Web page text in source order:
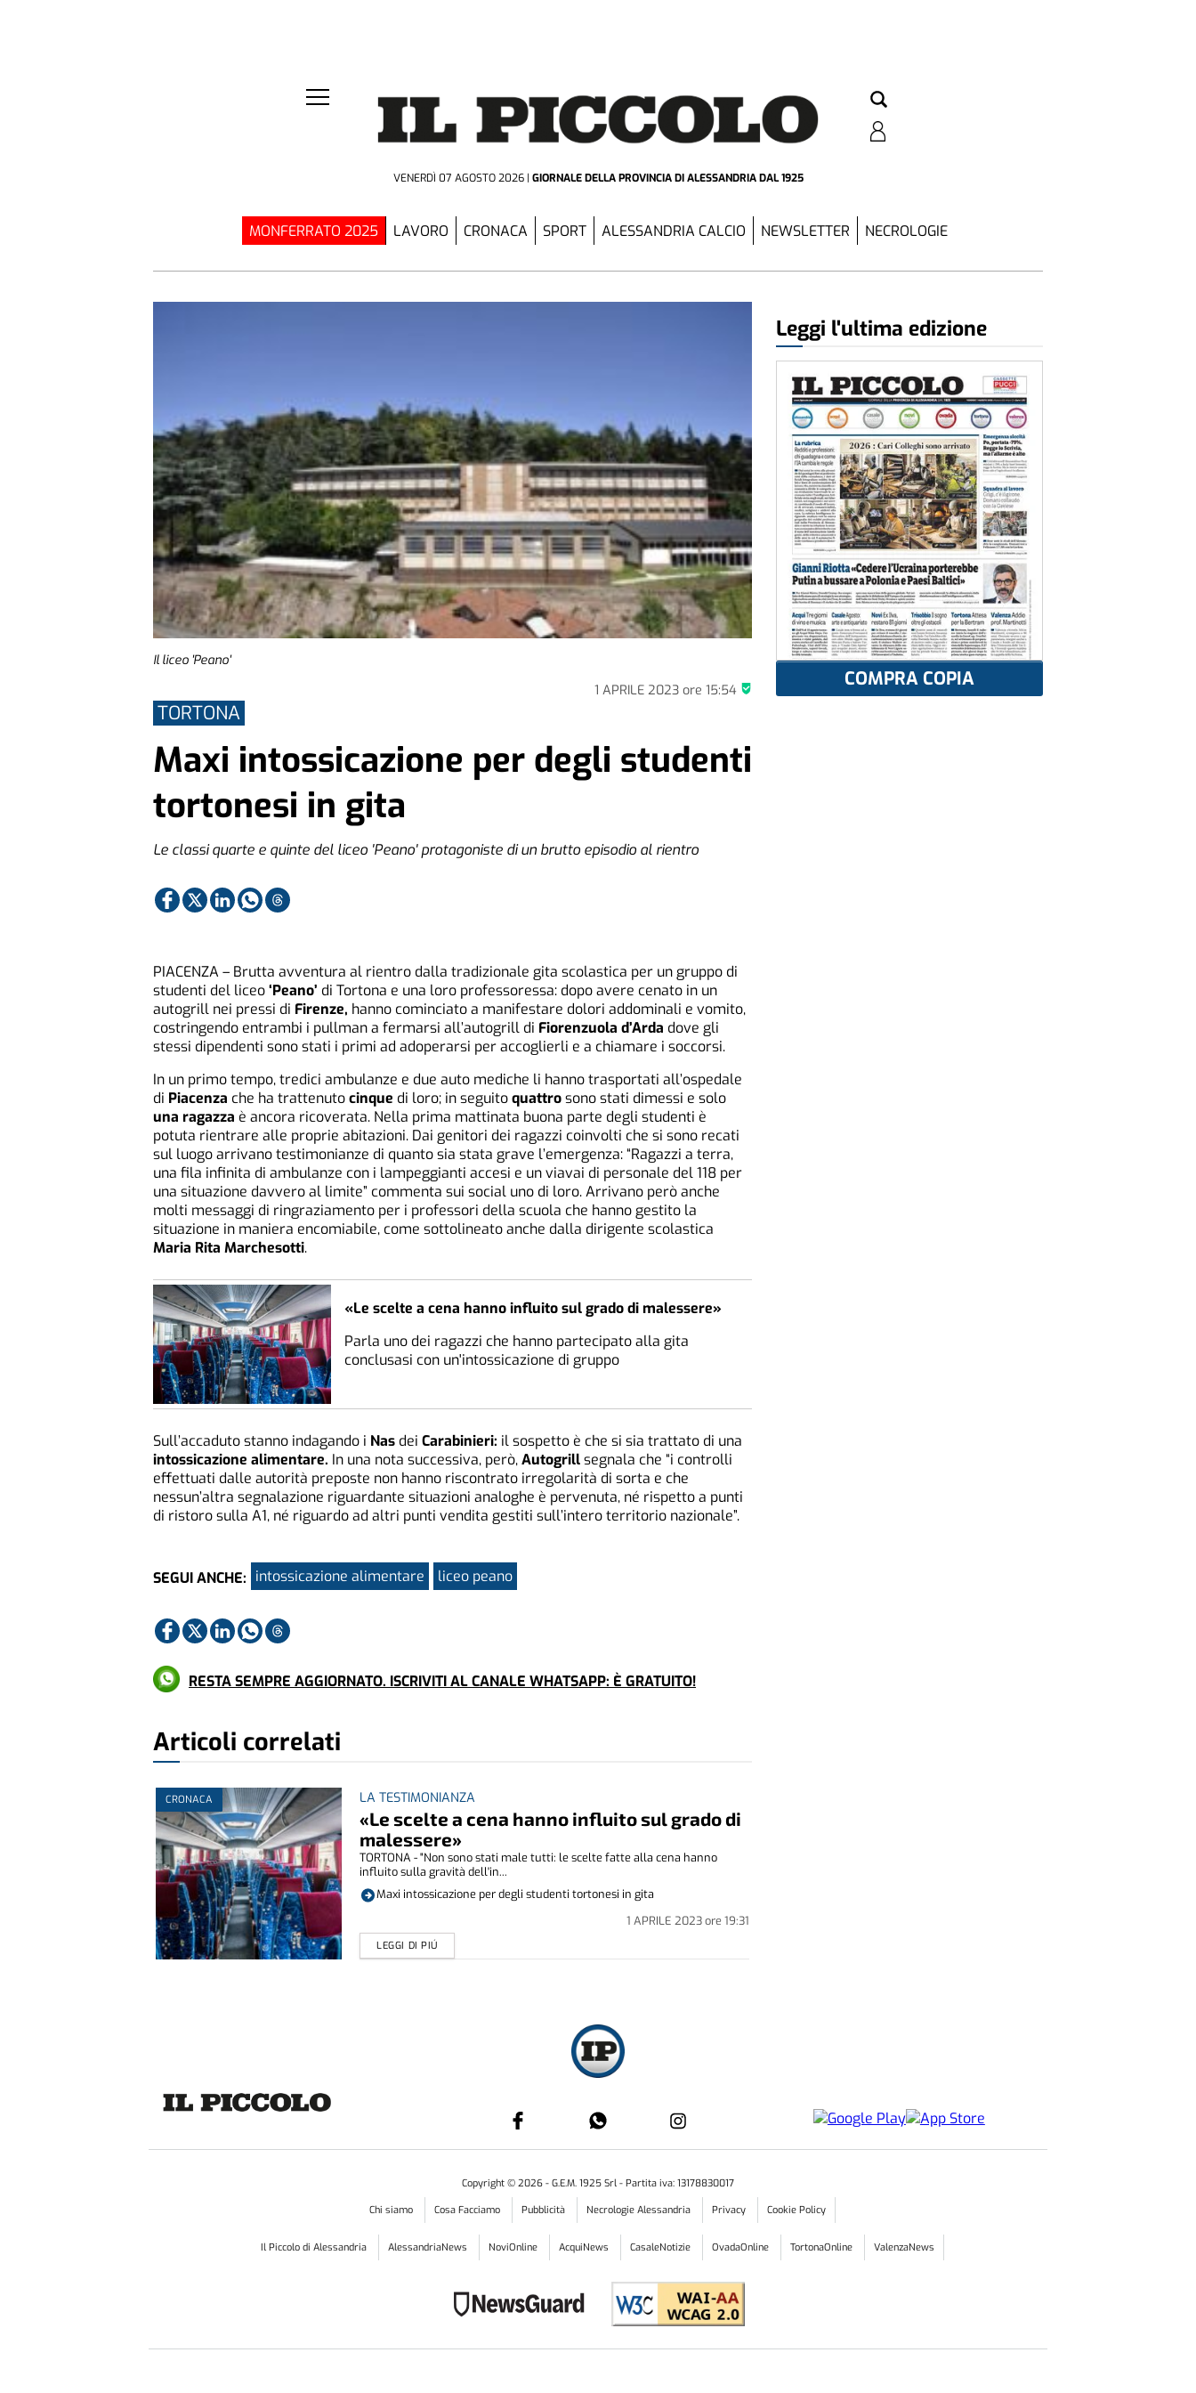
VENERDÌ 07 AGOSTO 2026 GIORNALE DELLA PROVINCIADI ALESSANDRIA DAL 1925
MONFERRATO 2025 LAVORO CRONACA SPORT ALESSANDRIA CALCIO NEWSLETTER NECROLOGIE
Il liceo 'Peano'
1 APRILE 2023ore 15:54
TORTONA
Maxi intossicazione per degli studenti
tortonesi in gita
Le classi quarte e quinte del liceo 'Peano' protagoniste di un brutto episodio al rientro
PIACENZA – Brutta avventura al rientro dalla tradizionale gita scolastica per un gruppo di
studenti del liceo‘Peano’ di Tortona e una loro professoressa: dopo avere cenato in un
autogrill nei pressi di Firenze, hanno cominciato a manifestare dolori addominali e vomito,
costringendo entrambi i pullman a fermarsi all’autogrill di Fiorenzuola d’Arda dove gli
stessi dipendenti sono stati i primi ad adoperarsi per accoglierli e a chiamare i soccorsi.
In un primo tempo, tredici ambulanze e due auto mediche li hanno trasportati all’ospedale
di Piacenza che ha trattenutocinque di loro; in seguitoquattrosono stati dimessi e solo
una ragazza è ancora ricoverata. Nella prima mattinata buona parte degli studenti è
potuta rientrare alle proprie abitazioni. Dai genitori dei ragazzi coinvolti che si sono recati
sul luogo arrivano testimonianze di quanto sia stata grave l’emergenza: “Ragazzi a terra,
una fila infinita di ambulanze con i lampeggianti accesi e un viavai di personale del 118 per
una situazione davvero al limite” commenta sui social uno di loro. Arrivano però anche
molti messaggi di ringraziamento per i professori della scuola che hanno gestito la
situazione in maniera encomiabile, come sottolineato anche dalla dirigente scolastica
Maria Rita Marchesotti.
«Le scelte a cena hanno influito sul grado di malessere»
Parla uno dei ragazzi che hanno partecipato alla gita
conclusasi con un'intossicazione di gruppo
Sull’accaduto stanno indagando i Nas dei Carabinieri: il sospetto è che si sia trattato di una
intossicazione alimentare. In una nota successiva, però,Autogrillsegnala che “i controlli
effettuati dalle autorità preposte non hanno riscontrato irregolarità di sorta e che
nessun’altra segnalazione riguardante situazioni analoghe è pervenuta, né rispetto a punti
di ristoro sulla A1, né riguardo ad altri punti vendita gestiti sull’intero territorio nazionale”.
SEGUI ANCHE: intossicazione alimentare liceo peano
RESTA SEMPRE AGGIORNATO. ISCRIVITI AL CANALE WHATSAPP: È GRATUITO!
Articoli correlati
CRONACA LA TESTIMONIANZA
«Le scelte a cena hanno influito sul grado di
malessere»
1 APRILE 2023ore 19:31
TORTONA - "Non sono stati male tutti: le scelte fatte alla cena hanno
influito sulla gravità dell'in...
LEGGI DI PIÚ
Maxi intossicazione per degli studenti tortonesi in gita
Leggi l'ultima edizione
COMPRA COPIA
Copyright © 2026 - G.E.M. 1925 Srl - Partita iva: 13178830017
Chi siamo
Cosa Facciamo Pubblicità Necrologie Alessandria Privacy Cookie Policy
Il Piccolo di Alessandria AlessandriaNews NoviOnline AcquiNews CasaleNotizie OvadaOnline TortonaOnline ValenzaNews